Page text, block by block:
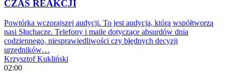
CZAS REAKCJI
Powtórka wczorajszej audycji. To jest audycja, którą współtworzą
nasi Słuchacze. Telefony i maile dotyczące absurdów dnia
codziennego, niesprawiedliwości czy błędnych decyzji
urzędników…
Krzysztof Kukliński
02:00